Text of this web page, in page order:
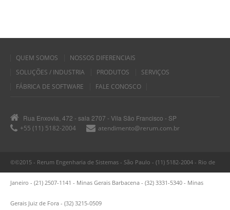
QUEM SOMOS
NOSSOS DIFERENCIAIS
SOLUÇÕES / INDUSTRIA
PRODUTOS
SERVIÇOS
FÁBRICA DE SOFTWARE
FALE CONOSCO
Rua Enxovia, 472 - sala 2707 - Vila São Francisco - SP
+55 (11) 5182-2004
atendimento@rerum.com.br
©©2015 - Rerum Engenharia de Sistemas - São Paulo - (11) 5182-2004 - Rio de
Janeiro - (21) 2507-1141 - Minas Gerais Barbacena - (32) 3331-5340 - Minas
Gerais Juiz de Fora - (32) 3215-0509